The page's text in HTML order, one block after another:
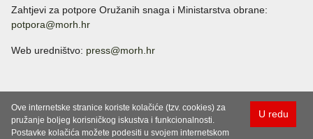
Zahtjevi za potpore Oružanih snaga i Ministarstva obrane:
potpora@morh.hr
Web uredništvo: press@morh.hr
U redu
Ove internetske stranice koriste kolačiće (tzv. cookies) za
pružanje boljeg korisničkog iskustva i funkcionalnosti.
Postavke kolačića možete podesiti u svojem internetskom